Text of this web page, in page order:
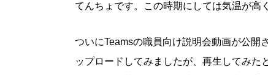
てんちょです。この時期にしては気温が高
ついにTeamsの職員向け説明会動画が公開
ップロードしてみましたが、再生してみた